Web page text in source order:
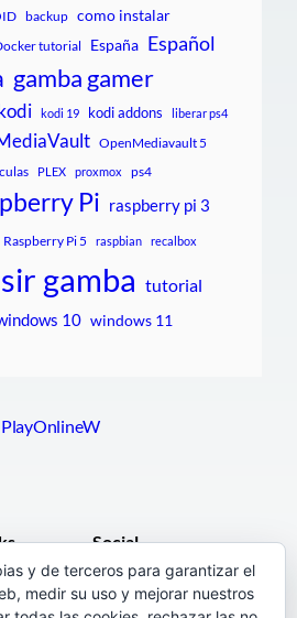
backup como instalar
tutorial España Español
gamba gamer
kodi 19 kodi addons liberar ps4
OpenMediavault 5
PLEX proxmox ps4
Pi raspberry pi 3
Raspberry Pi 5 raspbian recalbox
sir gamba tutorial
10 windows 11
PlayOnlineW
Social
Facebook
y de terceros para garantizar el
medir su uso y mejorar nuestros